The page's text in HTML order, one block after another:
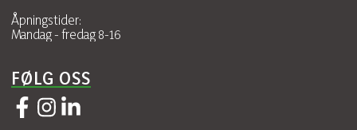
Åpningstider:
Mandag - fredag 8-16
FØLG OSS